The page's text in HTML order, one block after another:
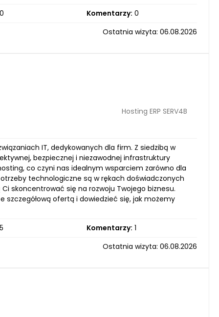
Komentarzy: 0
Ostatnia wizyta: 06.08.2026
Hosting ERP SERV4B
IT, dedykowanych dla firm. Z siedzibą w
bezpiecznej i niezawodnej infrastruktury
co czyni nas idealnym wsparciem zarówno dla
technologiczne są w rękach doświadczonych
skoncentrować się na rozwoju Twojego biznesu.
ofertą i dowiedzieć się, jak możemy
Komentarzy: 1
Ostatnia wizyta: 06.08.2026